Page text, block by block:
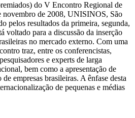
do V Encontro Regional de
novembro de 2008, UNISINOS, São
pelos resultados da primeira, segunda,
voltado para a discussão da inserção
no mercado externo. Com uma
traz, entre os conferencistas,
e experts de larga
bem como a apresentação de
empresas brasileiras. A ênfase desta
de pequenas e médias